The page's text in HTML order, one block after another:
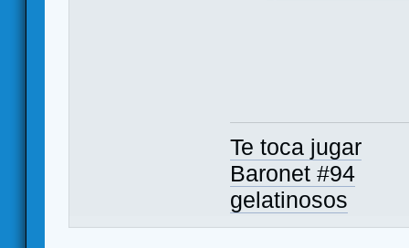
Te toca jugar
Baronet #94
gelatinosos